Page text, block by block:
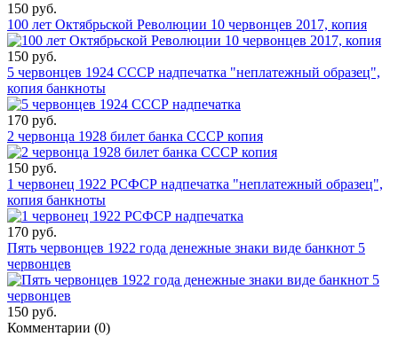
150 руб.
100 лет Октябрьской Революции 10 червонцев 2017, копия
150 руб.
5 червонцев 1924 СССР надпечатка "неплатежный образец",
копия банкноты
170 руб.
2 червонца 1928 билет банка СССР копия
150 руб.
1 червонец 1922 РСФСР надпечатка "неплатежный образец",
копия банкноты
170 руб.
Пять червонцев 1922 года денежные знаки виде банкнот 5
червонцев
150 руб.
Комментарии (0)